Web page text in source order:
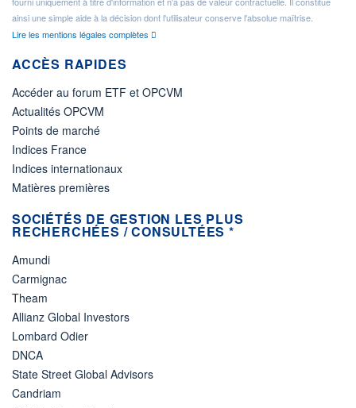
ainsi une simple aide à la décision dont l'utilisateur conserve l'absolue maîtrise.
Lire les mentions légales complètes
ACCÈS RAPIDES
Accéder au forum ETF et OPCVM
Actualités OPCVM
Points de marché
Indices France
Indices internationaux
Matières premières
SOCIÉTÉS DE GESTION LES PLUS
RECHERCHÉES / CONSULTÉES *
Amundi
Carmignac
Theam
Allianz Global Investors
Lombard Odier
DNCA
State Street Global Advisors
Candriam